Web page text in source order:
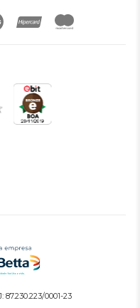
87.230.223/0001-23